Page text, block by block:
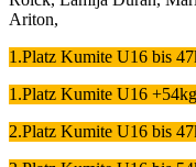
Ariton,
1.Platz Kumite U16 bis
1.Platz Kumite U16
2.Platz Kumite U16 bis